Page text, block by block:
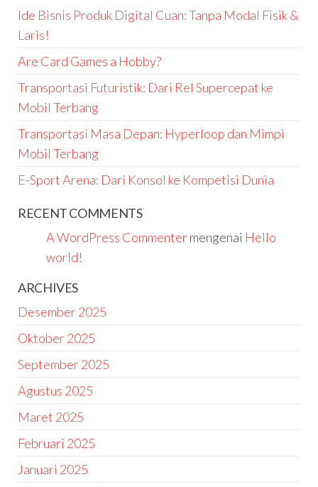
Ide Bisnis Produk Digital Cuan: Tanpa Modal Fisik &
Laris!
Are Card Games a Hobby?
Transportasi Futuristik: Dari Rel Supercepat ke
Mobil Terbang
Transportasi Masa Depan: Hyperloop dan Mimpi
Mobil Terbang
E-Sport Arena: Dari Konsol ke Kompetisi Dunia
RECENT COMMENTS
A WordPress Commentermengenai Hello
world!
ARCHIVES
Desember 2025
Oktober 2025
September 2025
Agustus 2025
Maret 2025
Februari 2025
Januari 2025